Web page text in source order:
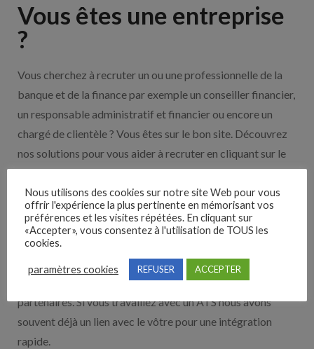
Vous êtes une entreprise
?
Vous cherchez à recruter un ou une professionnelle de la
banque et de la finance par exemple un conseiller financier,
un responsable administratif et financier ou encore un
chargé de clientèle ? Vous êtes sur le bon site. Découvrez
nos solutions pour vous aider à recruter en cliquant sur le
bouton ci-dessous.
Nos solutions entreprises
Découvrez nos partenaires ! Moteurs de recherches,
multidiffuseurs, sites payant… nombreux sont nos
partenaires. Si vous travaillez avec un ATS nous avons
souvent déjà un lien avec le vôtre pour une intégration
rapide.
Nous utilisons des cookies sur notre site Web pour vous
offrir l'expérience la plus pertinente en mémorisant vos
préférences et les visites répétées. En cliquant sur
«Accepter», vous consentez à l'utilisation de TOUS les
cookies.
paramètres cookies REFUSER ACCEPTER